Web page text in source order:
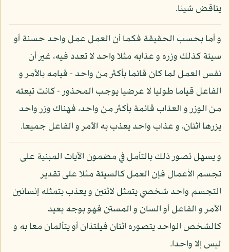
يناقض شيئا.
و أما بحسب الحقيقة فكما أن العمل عمل واحد حسنة أو
سيئة كذلك وزره و عذابه مثلا واحد لا تعدد فيه، غير أن
نفس العمل لما كان قائما بأكثر من واحد - قيامه بالآمر و
الفاعل قياما طوليا لا عرضيا يوجب المحذور - كانت تبعته
من الوزر و العذاب قائمة بأكثر من واحد، فهناك وزر واحد
يزرها اثنان، و عذاب واحد يعذب به الآمر و الفاعل جميعا.
و يسهل تصور ذلك بالتأمل في مضمون الآيات المبنية على
تجسم الأعمال فإن العمل كالسيئة مثلا على تقدير
التجسم واحد شخصي يتمثل لاثنين و يعذب بتمثله إنسانين
الآمر و الفاعل أو السان و المستن فهو بوجه بعيد
كالشخص الواحد يتصوره اثنان فيلتذان أو يتألمان معا به و
ليس إلا واحدا.